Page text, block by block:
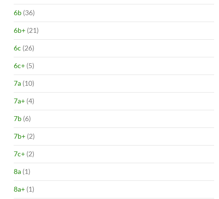
6b (36)
6b+ (21)
6c (26)
6c+ (5)
7a (10)
7a+ (4)
7b (6)
7b+ (2)
7c+ (2)
8a (1)
8a+ (1)